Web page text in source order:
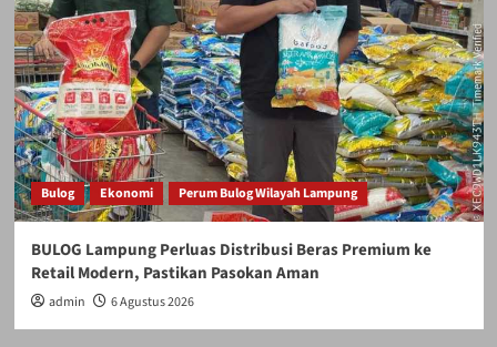
Bulog Ekonomi Perum Bulog Wilayah Lampung
BULOG Lampung Perluas Distribusi Beras Premium ke
Retail Modern, Pastikan Pasokan Aman
admin 6 Agustus 2026